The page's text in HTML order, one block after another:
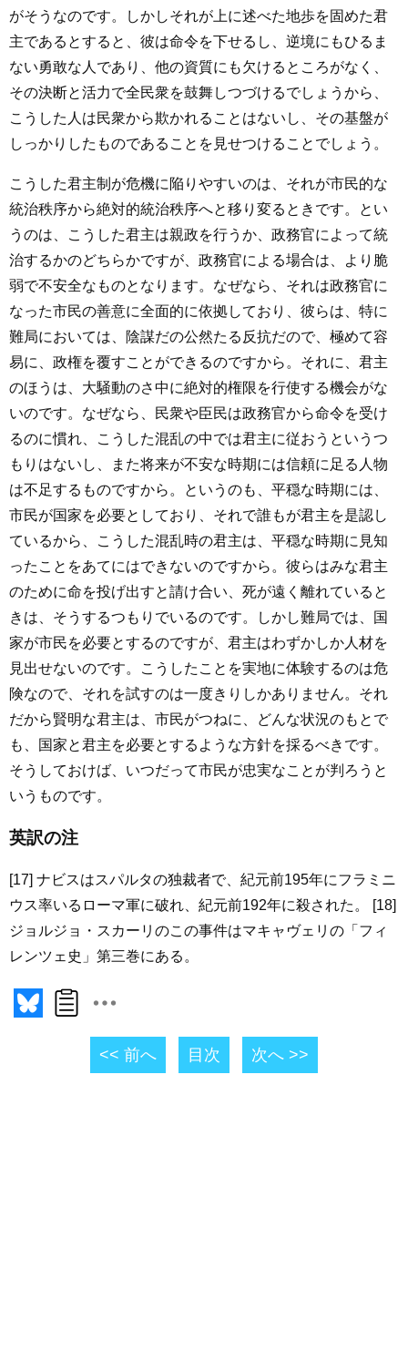
がそうなのです。しかしそれが上に述べた地歩を固めた君
主であるとすると、彼は命令を下せるし、逆境にもひるま
ない勇敢な人であり、他の資質にも欠けるところがなく、
その決断と活力で全民衆を鼓舞しつづけるでしょうから、
こうした人は民衆から欺かれることはないし、その基盤が
しっかりしたものであることを見せつけることでしょう。
こうした君主制が危機に陥りやすいのは、それが市民的な
統治秩序から絶対的統治秩序へと移り変るときです。とい
うのは、こうした君主は親政を行うか、政務官によって統
治するかのどちらかですが、政務官による場合は、より脆
弱で不安全なものとなります。なぜなら、それは政務官に
なった市民の善意に全面的に依拠しており、彼らは、特に
難局においては、陰謀だの公然たる反抗だので、極めて容
易に、政権を覆すことができるのですから。それに、君主
のほうは、大騒動のさ中に絶対的権限を行使する機会がな
いのです。なぜなら、民衆や臣民は政務官から命令を受け
るのに慣れ、こうした混乱の中では君主に従おうというつ
もりはないし、また将来が不安な時期には信頼に足る人物
は不足するものですから。というのも、平穏な時期には、
市民が国家を必要としており、それで誰もが君主を是認し
ているから、こうした混乱時の君主は、平穏な時期に見知
ったことをあてにはできないのですから。彼らはみな君主
のために命を投げ出すと請け合い、死が遠く離れていると
きは、そうするつもりでいるのです。しかし難局では、国
家が市民を必要とするのですが、君主はわずかしか人材を
見出せないのです。こうしたことを実地に体験するのは危
険なので、それを試すのは一度きりしかありません。それ
だから賢明な君主は、市民がつねに、どんな状況のもとで
も、国家と君主を必要とするような方針を採るべきです。
そうしておけば、いつだって市民が忠実なことが判ろうと
いうものです。
英訳の注
[17] ナビスはスパルタの独裁者で、紀元前195年にフラミニ
ウス率いるローマ軍に破れ、紀元前192年に殺された。 [18]
ジョルジョ・スカーリのこの事件はマキャヴェリの「フィ
レンツェ史」第三巻にある。
<< 前へ 目次 次へ >>